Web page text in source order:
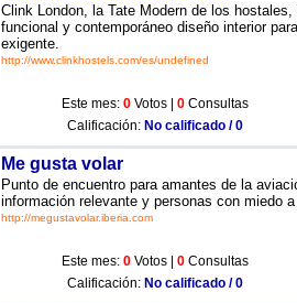
Clink London, la Tate Modern de los
funcional y contemporáneo diseño interior
exigente.
http://www.clinkhostels.com/es/undefined
Este mes: 0 Votos | 0 Consultas
Calificación: No calificado / 0
Me gusta volar
Punto de encuentro para amantes de la
información relevante y personas con miedo a
http://megustavolar.iberia.com
Este mes: 0 Votos | 0 Consultas
Calificación: No calificado / 0